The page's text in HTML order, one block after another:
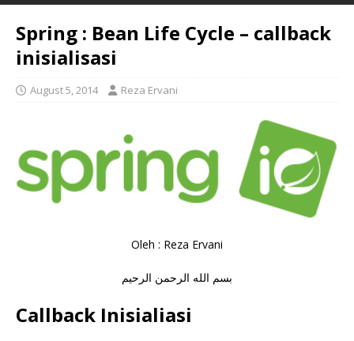
Spring : Bean Life Cycle – callback
inisialisasi
August 5, 2014 Reza Ervani
Oleh : Reza Ervani
بسم الله الرحمن الرحيم
Callback Inisialiasi